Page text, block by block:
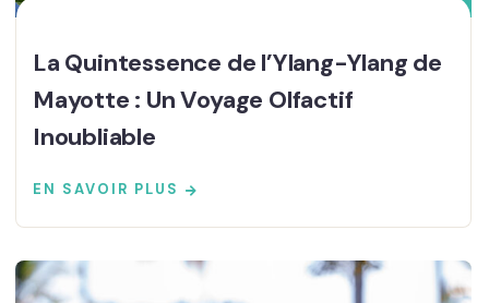
La Quintessence de l’Ylang-Ylang de
Mayotte : Un Voyage Olfactif
Inoubliable
EN SAVOIR PLUS